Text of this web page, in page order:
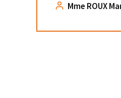
Mme ROUX